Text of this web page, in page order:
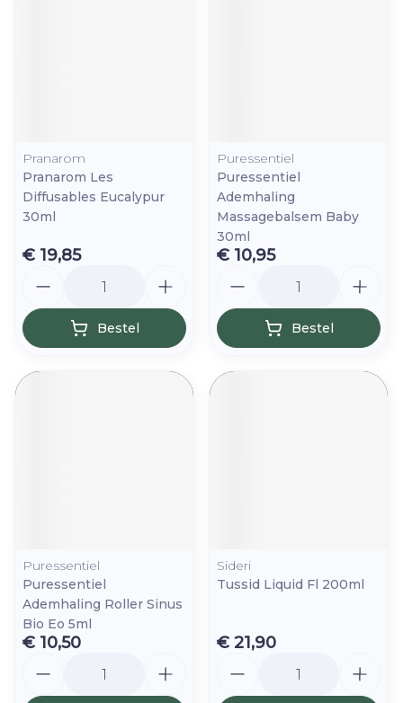
Pranarom
Pranarom Les
Diffusables Eucalypur
30ml
€ 19,85
Bestel
Puressentiel
Puressentiel
Ademhaling
Massagebalsem Baby
30ml
€ 10,95
Bestel
Puressentiel
Puressentiel
Ademhaling Roller Sinus
Bio Eo 5ml
€ 10,50
Sideri
Tussid Liquid Fl 200ml
€ 21,90